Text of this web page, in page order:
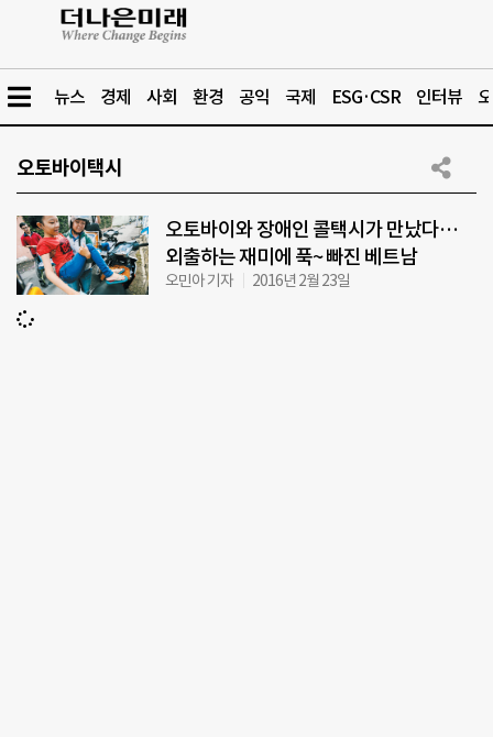
뉴스 경제 사회 환경 공익 국제 ESG·CSR 인터뷰
오토바이택시
오토바이와 장애인 콜택시가 만났다…
외출하는 재미에 푹~ 빠진 베트남
오민아 기자 2016년 2월 23일